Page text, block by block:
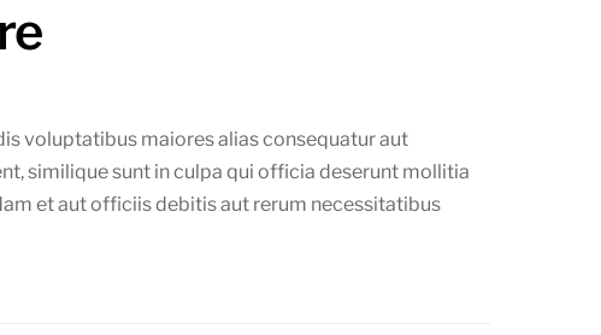
voluptatibus maiores alias consequatur aut
similique sunt in culpa qui officia deserunt mollitia
et aut officiis debitis aut rerum necessitatibus